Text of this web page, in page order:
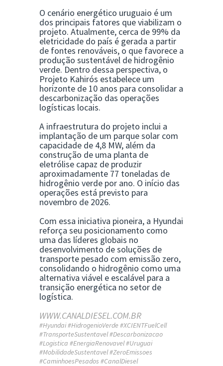
O cenário energético uruguaio é um
dos principais fatores que viabilizam o
projeto. Atualmente, cerca de 99% da
eletricidade do país é gerada a partir
de fontes renováveis, o que favorece a
produção sustentável de hidrogênio
verde. Dentro dessa perspectiva, o
Projeto Kahirós estabelece um
horizonte de 10 anos para consolidar a
descarbonização das operações
logísticas locais.
A infraestrutura do projeto inclui a
implantação de um parque solar com
capacidade de 4,8 MW, além da
construção de uma planta de
eletrólise capaz de produzir
aproximadamente 77 toneladas de
hidrogênio verde por ano. O início das
operações está previsto para
novembro de 2026.
Com essa iniciativa pioneira, a Hyundai
reforça seu posicionamento como
uma das líderes globais no
desenvolvimento de soluções de
transporte pesado com emissão zero,
consolidando o hidrogênio como uma
alternativa viável e escalável para a
transição energética no setor de
logística.
WWW.CANALDIESEL.COM.BR
#Hyundai #HidrogenioVerde #XCIENTFuelCell
#TransporteSustentavel #Descarbonizacao
#Logistica #EnergiaRenovavel #Uruguai
#MobilidadeSustentavel #ZeroEmissoes
#CaminhoesPesados #CanalDiesel